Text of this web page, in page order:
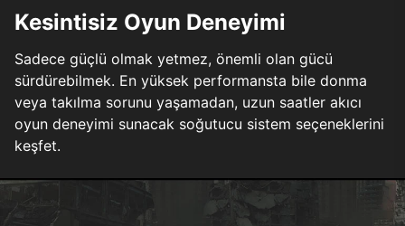
Kesintisiz Oyun Deneyimi
Sadece güçlü olmak yetmez, önemli olan gücü
sürdürebilmek. En yüksek performansta bile donma
veya takılma sorunu yaşamadan, uzun saatler akıcı
oyun deneyimi sunacak soğutucu sistem seçeneklerini
keşfet.